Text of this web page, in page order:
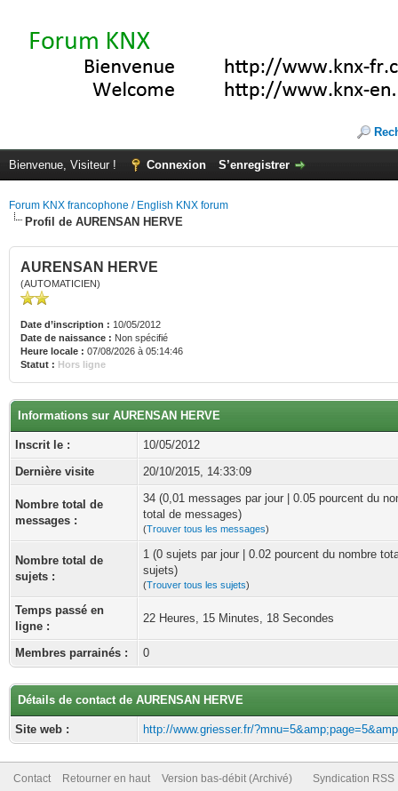
Bienvenue, Visiteur ! Connexion S’enregistrer
Forum KNX francophone / English KNX forum
Profil de AURENSAN HERVE
AURENSAN HERVE
(AUTOMATICIEN)
Date d’inscription : 10/05/2012
Date de naissance : Non spécifié
Heure locale : 07/08/2026 à 05:14:46
Statut : Hors ligne
Informations sur AURENSAN HERVE
Inscrit le :
10/05/2012
Dernière visite
20/10/2015, 14:33:09
Nombre total de
messages :
34 (0,01 messages par jour | 0.05 pourcent du
total de messages)
(Trouver tous les messages)
Nombre total de
sujets :
1 (0 sujets par jour | 0.02 pourcent du nombre
sujets)
(Trouver tous les sujets)
Temps passé en
ligne :
22 Heures, 15 Minutes, 18 Secondes
Membres parrainés : 0
Détails de contact de AURENSAN HERVE
Site web : http://www.griesser.fr/
Contact Retourner en haut Version bas-débit (Archivé) Syndication RSS